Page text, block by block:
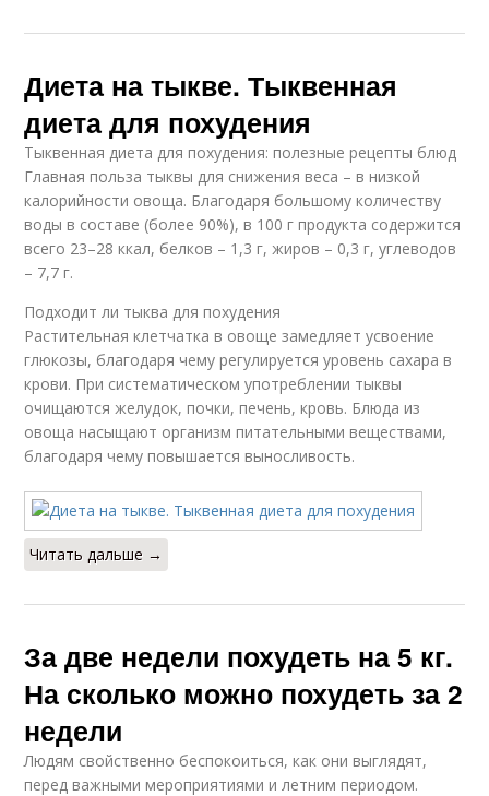
Диета на тыкве. Тыквенная
диета для похудения
Тыквенная диета для похудения: полезные рецепты блюд
Главная польза тыквы для снижения веса – в низкой
калорийности овоща. Благодаря большому количеству
воды в составе (более 90%), в 100 г продукта содержится
всего 23–28 ккал, белков – 1,3 г, жиров – 0,3 г, углеводов
– 7,7 г.
Подходит ли тыква для похудения
Растительная клетчатка в овоще замедляет усвоение
глюкозы, благодаря чему регулируется уровень сахара в
крови. При систематическом употреблении тыквы
очищаются желудок, почки, печень, кровь. Блюда из
овоща насыщают организм питательными веществами,
благодаря чему повышается выносливость.
Читать дальше →
За две недели похудеть на 5 кг.
На сколько можно похудеть за 2
недели
Людям свойственно беспокоиться, как они выглядят,
перед важными мероприятиями и летним периодом.